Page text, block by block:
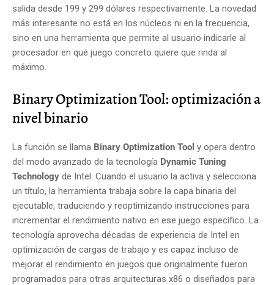
salida desde 199 y 299 dólares respectivamente. La novedad
más interesante no está en los núcleos ni en la frecuencia,
sino en una herramienta que permite al usuario indicarle al
procesador en qué juego concreto quiere que rinda al
máximo.
Binary Optimization Tool: optimización a
nivel binario
La función se llama Binary Optimization Tool y opera dentro
del modo avanzado de la tecnología Dynamic Tuning
Technology de Intel. Cuando el usuario la activa y selecciona
un título, la herramienta trabaja sobre la capa binaria del
ejecutable, traduciendo y reoptimizando instrucciones para
incrementar el rendimiento nativo en ese juego específico. La
tecnología aprovecha décadas de experiencia de Intel en
optimización de cargas de trabajo y es capaz incluso de
mejorar el rendimiento en juegos que originalmente fueron
programados para otras arquitecturas x86 o diseñados para